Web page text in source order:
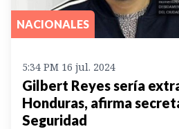
NACIONALES
5:34 PM 16 jul. 2024
Gilbert Reyes sería
Honduras, afirma
Seguridad